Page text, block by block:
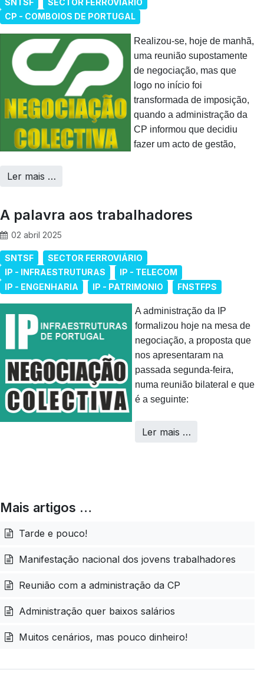
CP - COMBOIOS DE PORTUGAL
Realizou-se, hoje de manhã,
uma reunião supostamente
de negociação, mas que
logo no início foi
transformada de imposição,
quando a administração da
CP informou que decidiu
fazer um acto de gestão,
Ler mais …
A palavra aos trabalhadores
02 abril 2025
SNTSF
SECTOR FERROVIÁRIO
IP - INFRAESTRUTURAS
IP - TELECOM
IP - ENGENHARIA
IP - PATRIMONIO FNSTFPS
A administração da IP
formalizou hoje na mesa de
negociação, a proposta que
nos apresentaram na
passada segunda-feira,
numa reunião bilateral e que
é a seguinte:
Ler mais …
Mais artigos …
Tarde e pouco!
Manifestação nacional dos jovens trabalhadores
Reunião com a administração da CP
Administração quer baixos salários
Muitos cenários, mas pouco dinheiro!